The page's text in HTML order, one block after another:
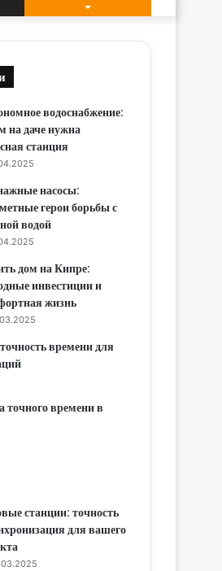
водоснабжение:
на даче нужна
станция
насосы:
герои борьбы с
водой
дом на Кипре:
инвестиции и
жизнь
времени для
времени в
станции: точность
для вашего